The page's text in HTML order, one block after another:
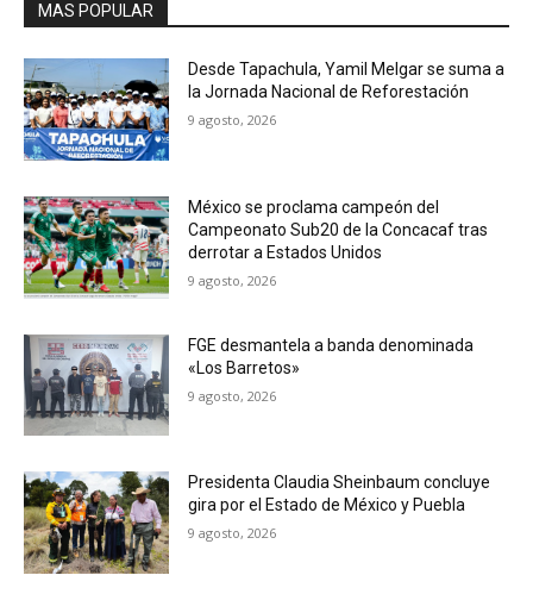
MAS POPULAR
Desde Tapachula, Yamil Melgar se suma a
la Jornada Nacional de Reforestación
9 agosto, 2026
México se proclama campeón del
Campeonato Sub20 de la Concacaf tras
derrotar a Estados Unidos
9 agosto, 2026
FGE desmantela a banda denominada
«Los Barretos»
9 agosto, 2026
Presidenta Claudia Sheinbaum concluye
gira por el Estado de México y Puebla
9 agosto, 2026